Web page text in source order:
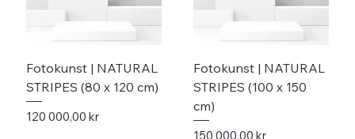
Fotokunst | NATURAL
STRIPES (80 x 120 cm)
Pris
120 000,00 kr
Fotokunst | NATURAL
STRIPES (100 x 150
cm)
Pris
150 000,00 kr